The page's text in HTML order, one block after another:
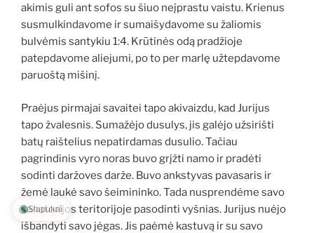
akimis guli ant sofos su šiuo neįprastu vaistu. Krienus
susmulkindavome ir sumaišydavome su žaliomis
bulvėmis santykiu 1:4. Krūtinės odą pradžioje
patepdavome aliejumi, po to per marlę užtepdavome
paruoštą mišinį.
Praėjus pirmajai savaitei tapo akivaizdu, kad Jurijus
tapo žvalesnis. Sumažėjo dusulys, jis galėjo užsirišti
batų raištelius nepatirdamas dusulio. Tačiau
pagrindinis vyro noras buvo grįžti namo ir pradėti
sodinti daržoves darže. Buvo ankstyvas pavasaris ir
žemė laukė savo šeimininko. Tada nusprendėme savo
sanatorijos teritorijoje pasodinti vyšnias. Jurijus nuėjo
išbandyti savo jėgas. Jis paėmė kastuvą ir su savo
Slapukai